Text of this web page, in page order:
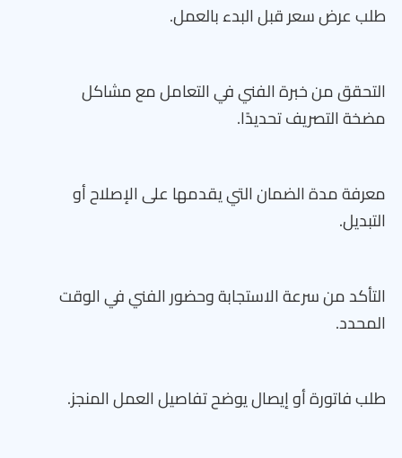
طلب عرض سعر قبل البدء بالعمل.
التحقق من خبرة الفني في التعامل مع مشاكل
مضخة التصريف تحديدًا.
معرفة مدة الضمان التي يقدمها على الإصلاح أو
التبديل.
التأكد من سرعة الاستجابة وحضور الفني في الوقت
المحدد.
طلب فاتورة أو إيصال يوضح تفاصيل العمل المنجز.